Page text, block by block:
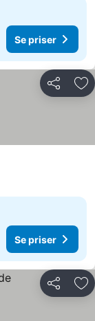
Se priser
Del
Se priser
Del